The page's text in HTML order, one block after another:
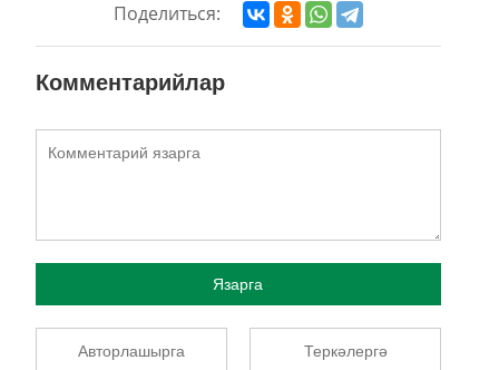
Поделиться:
Комментарийлар
Язарга
Авторлашырга Теркәлергә